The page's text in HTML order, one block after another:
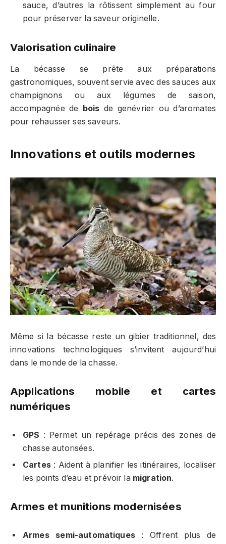
sauce, d’autres la rôtissent simplement au four
pour préserver la saveur originelle.
Valorisation culinaire
La bécasse se prête aux préparations
gastronomiques, souvent servie avec des sauces aux
champignons ou aux légumes de saison,
accompagnée de
bois de genévrier ou d’aromates
pour rehausser ses saveurs.
Innovations et outils modernes
Même si la bécasse reste un gibier traditionnel, des
innovations technologiques s’invitent aujourd’hui
dans le monde de la chasse.
Applications mobile et cartes
numériques
GPS : Permet un repérage précis des zones de
chasse autorisées.
Cartes: Aident à planifier les itinéraires, localiser
les points d’eau et prévoir la migration.
Armes et munitions modernisées
Armes semi-automatiques: Offrent plus de